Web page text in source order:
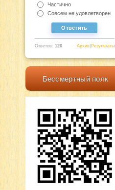
Частично
Совсем не удовлетворен
Ответов: 126 Результаты
|
Архив
Бессмертный полк